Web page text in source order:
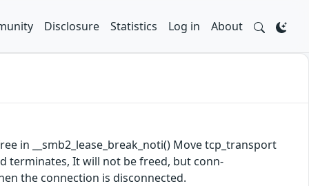
Disclosure Statistics Log in About
in __smb2_lease_break_noti() Move tcp_transport
terminates, It will not be freed, but conn-
the connection is disconnected.